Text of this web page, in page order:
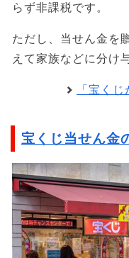
らず非課税です。
ただし、当せん金を
えて家族などに分け
「宝く
宝くじ当せん金